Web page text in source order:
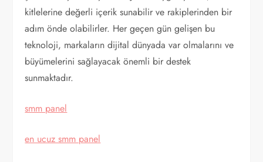
kitlelerine değerli içerik sunabilir ve rakiplerinden bir
adım önde olabilirler. Her geçen gün gelişen bu
teknoloji, markaların dijital dünyada var olmalarını ve
büyümelerini sağlayacak önemli bir destek
sunmaktadır.
smm panel
en ucuz smm panel